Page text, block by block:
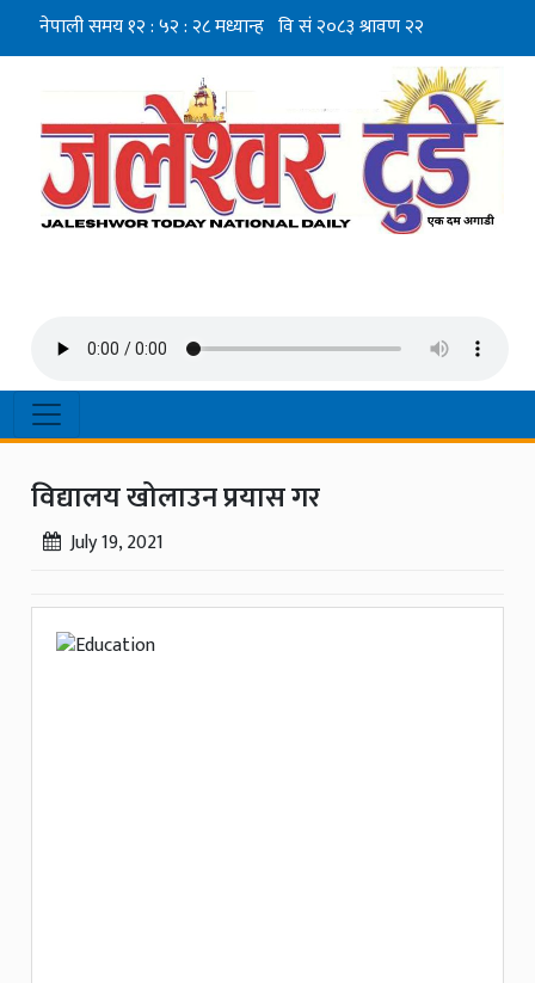
विद्यालय खोलाउन प्रयास गर
July 19, 2021